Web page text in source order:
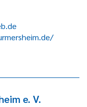
e. V.